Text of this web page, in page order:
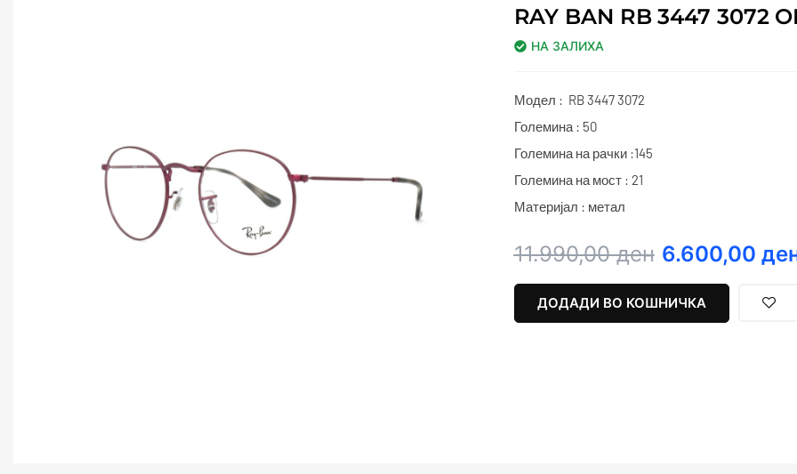
RAY BAN RB 3447 3072
НА ЗАЛИХА
Модел : RB 3447 3072
Големина : 50
Големина на рачки :145
Големина на мост : 21
Материјал : метал
11.990,00ден
Original
was:
11.990,00 ден.
6.600,00
Current
6.600,00 ден.
ДОДАДИ ВО КОШНИЧКА